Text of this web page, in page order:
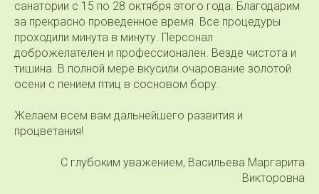
санатории с 15 по 28 октября этого года. Благодарим
за прекрасно проведенное время. Все процедуры
проходили минута в минуту. Персонал
доброжелателен и профессионален. Везде чистота и
тишина. В полной мере вкусили очарование золотой
осени с пением птиц в сосновом бору.
Желаем всем вам дальнейшего развития и
процветания!
С глубоким уважением, Васильева Маргарита
Викторовна